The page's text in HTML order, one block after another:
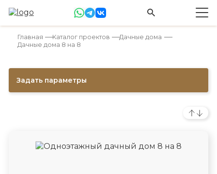
Главная Каталог проектов
Дачные дома
Дачные дома 8 на 8
Задать параметры